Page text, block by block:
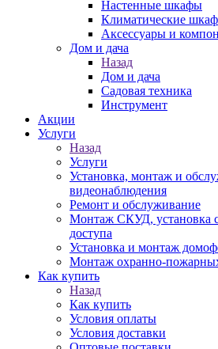
Настенные шкафы
Климатические
Аксессуары и
Дом и дача
Назад
Дом и дача
Садовая техника
Инструмент
Акции
Услуги
Назад
Услуги
Установка, монтаж и
видеонаблюдения
Ремонт и обслуживание
Монтаж СКУД, установка
доступа
Установка и монтаж
Монтаж охранно-
Как купить
Назад
Как купить
Условия оплаты
Условия доставки